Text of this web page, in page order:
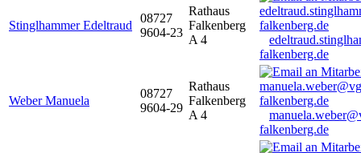
Stinglhammer Edeltraud
08727
9604-23
Rathaus
Falkenberg
A 4
falkenberg.de
Weber Manuela
08727
9604-29
Rathaus
Falkenberg
A 4
falkenberg.de